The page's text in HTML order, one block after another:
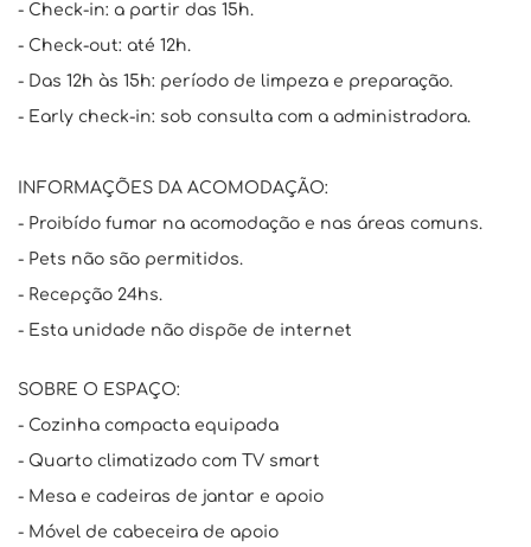
- Check-in: a partir das 15h.
- Check-out: até 12h.
- Das 12h às 15h: período de limpeza e preparação.
- Early check-in: sob consulta com a administradora.
INFORMAÇÕES DA ACOMODAÇÃO:
- Proibído fumar na acomodação e nas áreas comuns.
- Pets não são permitidos.
- Recepção 24hs.
- Esta unidade não dispõe de internet
SOBRE O ESPAÇO:
- Cozinha compacta equipada
- Quarto climatizado com TV smart
- Mesa e cadeiras de jantar e apoio
- Móvel de cabeceira de apoio